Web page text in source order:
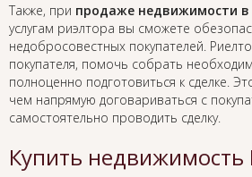
Также, при продаже недвижимости в
услугам риэлтора вы сможете
недобросовестных покупателей.
покупателя, помочь собрать
полноценно подготовиться к сделке.
чем напрямую договариваться с
самостоятельно проводить сделку.
Купить недвижимость